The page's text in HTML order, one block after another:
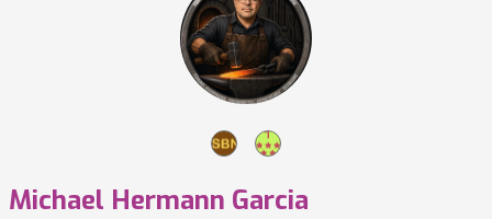
Michael Hermann Garcia